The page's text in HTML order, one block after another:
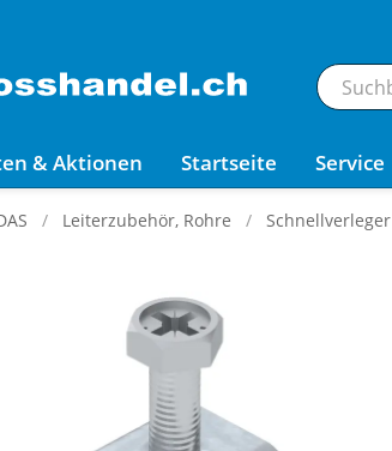
& Aktionen Startseite Service
Leiterzubehör, Rohre Schnellverleger